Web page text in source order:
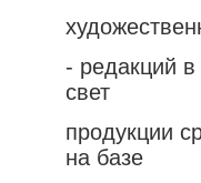
- редакций
свет
продукции
на базе